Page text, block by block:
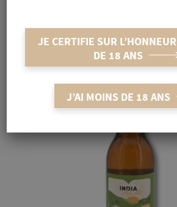
INDISPONIBLE
JE CERTIFIE SUR
DE 18 ANS
J’AI MOINS DE 18 ANS